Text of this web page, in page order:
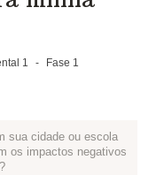
1 - Fase 1
sua cidade ou escola
os impactos negativos